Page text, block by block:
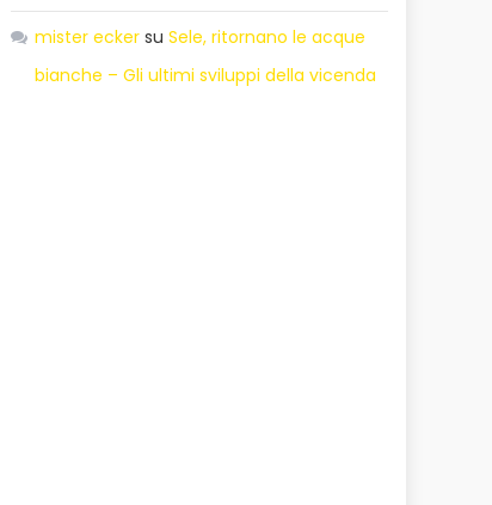
mister ecker suSele, ritornano le acque
bianche – Gli ultimi sviluppi della vicenda